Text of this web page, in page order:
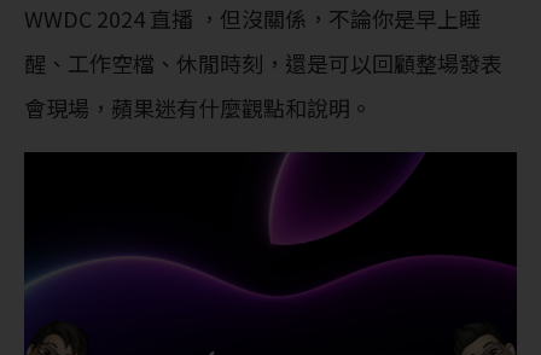
WWDC 2024 直播 ，但沒關係，不論你是早上睡
醒、工作空檔、休閒時刻，還是可以回顧整場發表
會現場，蘋果迷有什麼觀點和說明。